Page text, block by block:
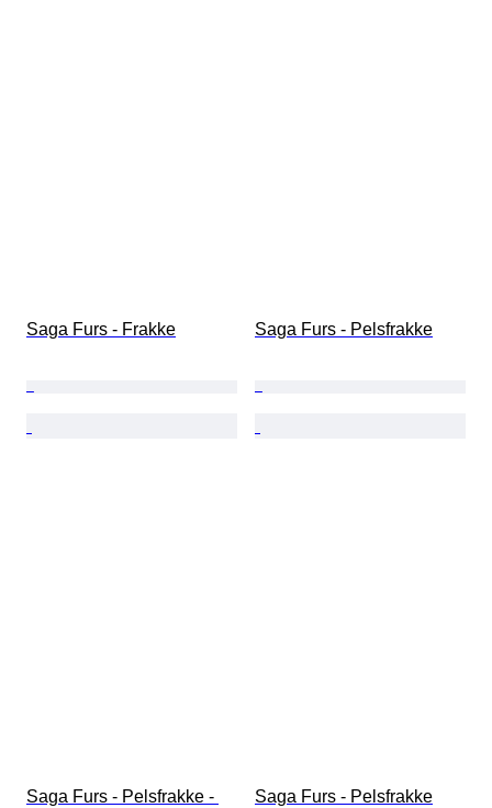
Saga Furs - Frakke Saga Furs - Pelsfrakke
Saga Furs - Pelsfrakke -
Saga Furs - Pelsfrakke